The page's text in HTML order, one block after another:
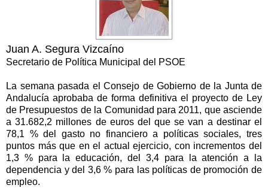
Juan A. Segura Vizcaíno
Secretario de Política Municipal del PSOE
La semana pasada el Consejo de Gobierno de la Junta de
Andalucía aprobaba de forma definitiva el proyecto de Ley
de Presupuestos de la Comunidad para 2011, que asciende
a 31.682,2 millones de euros del que se van a destinar el
78,1 % del gasto no financiero a políticas sociales, tres
puntos más que en el actual ejercicio, con incrementos del
1,3 % para la educación, del 3,4 para la atención a la
dependencia y del 3,6 % para las políticas de promoción de
empleo.